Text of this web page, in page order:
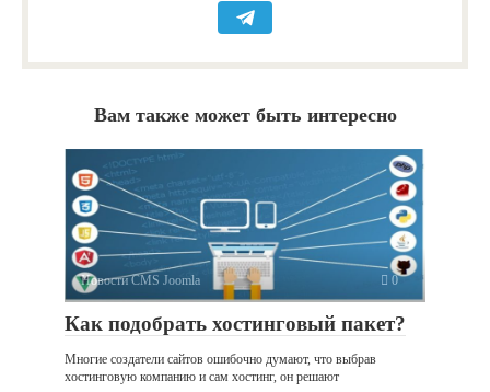
Вам также может быть интересно
Новости CMS Joomla 0
Как подобрать хостинговый пакет?
Многие создатели сайтов ошибочно думают, что выбрав
хостинговую компанию и сам хостинг, он решают